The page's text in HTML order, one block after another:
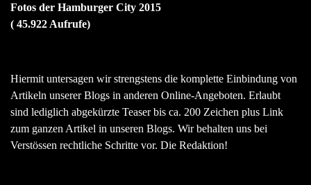
Fotos der Hamburger City 2015
( 45.922 Aufrufe)
Hiermit untersagen wir strengstens die komplette Einbindung von
Artikeln unserer Blogs in anderen Online-Angeboten. Erlaubt
sind lediglich abgekürzte Teaser bis ca. 200 Zeichen plus Link
zum ganzen Artikel in unseren Blogs. Wir behalten uns bei
Verstössen rechtliche Schritte vor. Die Redaktion!